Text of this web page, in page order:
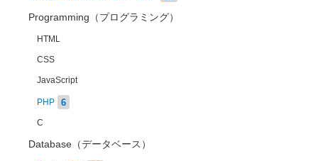
Programming（プログラミング）
HTML
CSS
JavaScript
PHP 6
C
Database（データベース）